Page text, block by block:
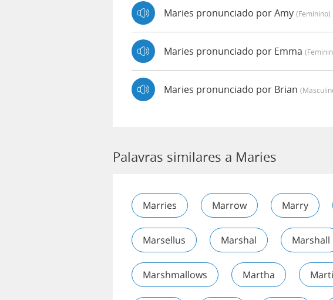
Maries pronunciado por Amy (feminino)
Maries pronunciado por Emma
Maries pronunciado por Brian
Palavras similares a Maries
Marries Marrow Marry
Marsellus Marshal Marshall
Marshmallows Martha